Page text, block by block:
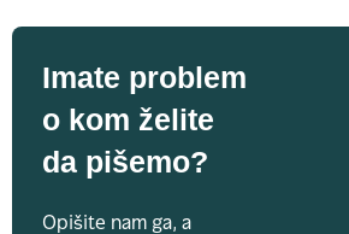
Imate problem
o kom želite
da pišemo?
Opišite nam ga, a